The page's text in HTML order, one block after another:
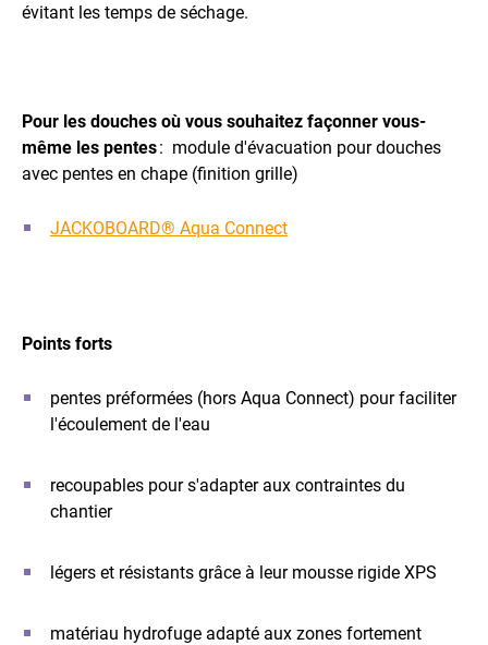
évitant les temps de séchage.
Pour les douches où vous souhaitez façonner vous-
même les pentes: module d'évacuation pour douches
avec pentes en chape (finition grille)
JACKOBOARD® Aqua Connect
Points forts
pentes préformées (hors Aqua Connect) pour faciliter
l'écoulement de l'eau
recoupables pour s'adapter aux contraintes du
chantier
légers et résistants grâce à leur mousse rigide XPS
matériau hydrofuge adapté aux zones fortement